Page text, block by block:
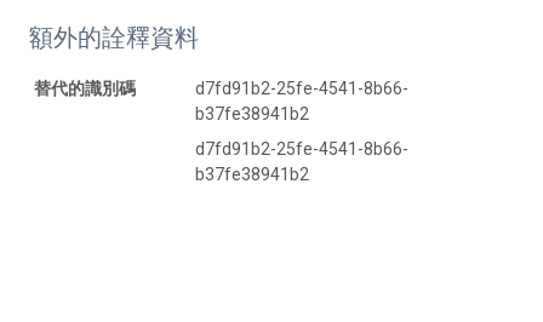
額外的詮釋資料
替代的識別碼
d7fd91b2-25fe-4541-8b66-
b37fe38941b2
d7fd91b2-25fe-4541-8b66-
b37fe38941b2